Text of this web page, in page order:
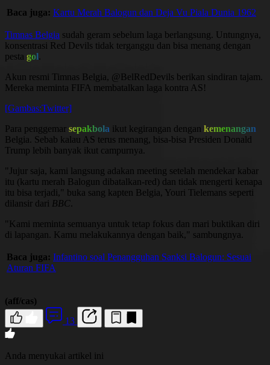
Baca juga: Kartu Merah Balogun dan Deja Vu Piala Dunia 1962
Timnas Belgia sudah geram sebelum laga berlangsung. Untungnya,
konsentrasi Red Devils tidak terganggu dan bisa menang dengan
pesta gol.
Akun resmi Timnas Belgia, @BelRedDevils berikan sindiran tajam.
Mereka meminta FIFA membatalkan laga kontra AS!
[Gambas:Twitter]
Para penggemar sepakbola ikut kegirangan dengan kemenangan
Belgia. Sebab kalau AS terus menang, bisa-bisa Presiden Donald
Trump lebih banyak ikut campurnya.
"Jujur saja, kami langsung adakan meeting setelah mendekar kabar
itu (kartu merah Balogun dibatalkan-red) dan tidak mengerti kenapa
itu bisa terjadi," buka sang kapten Belgia, Youri Tielemans seperti
dilansir dari BBC
"Kami meminta semuanya untuk tetap fokus dan mari buktikan diri
di lapangan. Kamu melakukannya dengan baik," sambungnya.
Baca juga: Infantino soal Penangguhan Sanksi Balogun: Sesuai
Aturan FIFA
(aff/cas)
13
Anda menyukai artikel ini